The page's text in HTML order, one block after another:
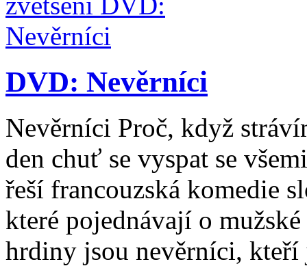
DVD: Nevěrníci
Nevěrníci Proč, když
den chuť se vyspat se
řeší francouzská komedie
které pojednávají o
hrdiny jsou nevěrníci,